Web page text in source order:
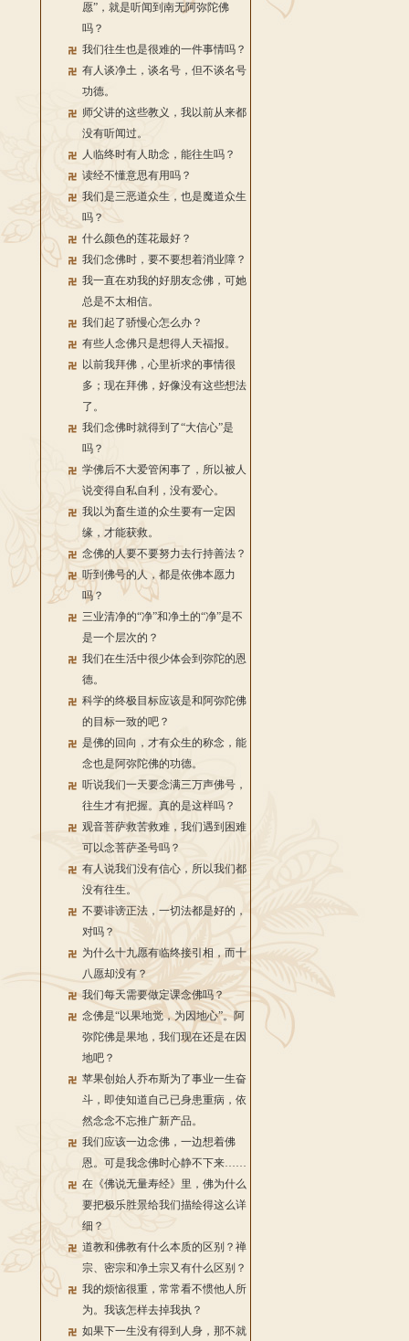
愿”，就是听闻到南无阿弥陀佛
吗？
我们往生也是很难的一件事情吗？
有人谈净土，谈名号，但不谈名号
功德。
师父讲的这些教义，我以前从来都
没有听闻过。
人临终时有人助念，能往生吗？
读经不懂意思有用吗？
我们是三恶道众生，也是魔道众生
吗？
什么颜色的莲花最好？
我们念佛时，要不要想着消业障？
我一直在劝我的好朋友念佛，可她
总是不太相信。
我们起了骄慢心怎么办？
有些人念佛只是想得人天福报。
以前我拜佛，心里祈求的事情很
多；现在拜佛，好像没有这些想法
了。
我们念佛时就得到了“大信心”是
吗？
学佛后不大爱管闲事了，所以被人
说变得自私自利，没有爱心。
我以为畜生道的众生要有一定因
缘，才能获救。
念佛的人要不要努力去行持善法？
听到佛号的人，都是依佛本愿力
吗？
三业清净的“净”和净土的“净”是不
是一个层次的？
我们在生活中很少体会到弥陀的恩
德。
科学的终极目标应该是和阿弥陀佛
的目标一致的吧？
是佛的回向，才有众生的称念，能
念也是阿弥陀佛的功德。
听说我们一天要念满三万声佛号，
往生才有把握。真的是这样吗？
观音菩萨救苦救难，我们遇到困难
可以念菩萨圣号吗？
有人说我们没有信心，所以我们都
没有往生。
不要诽谤正法，一切法都是好的，
对吗？
为什么十九愿有临终接引相，而十
八愿却没有？
我们每天需要做定课念佛吗？
念佛是“以果地觉，为因地心”。阿
弥陀佛是果地，我们现在还是在因
地吧？
苹果创始人乔布斯为了事业一生奋
斗，即使知道自己已身患重病，依
然念念不忘推广新产品。
我们应该一边念佛，一边想着佛
恩。可是我念佛时心静不下来……
在《佛说无量寿经》里，佛为什么
要把极乐胜景给我们描绘得这么详
细？
道教和佛教有什么本质的区别？禅
宗、密宗和净土宗又有什么区别？
我的烦恼很重，常常看不惯他人所
为。我该怎样去掉我执？
如果下一生没有得到人身，那不就